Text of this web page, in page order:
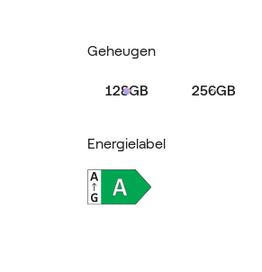
Geheugen
128GB 256GB
Energielabel